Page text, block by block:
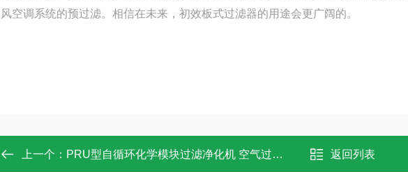
风空调系统的预过滤。相信在未来，初效板式过滤器的用途
上一个： PRU型自循环化学模块过滤净化机 空气过滤器 返回列表